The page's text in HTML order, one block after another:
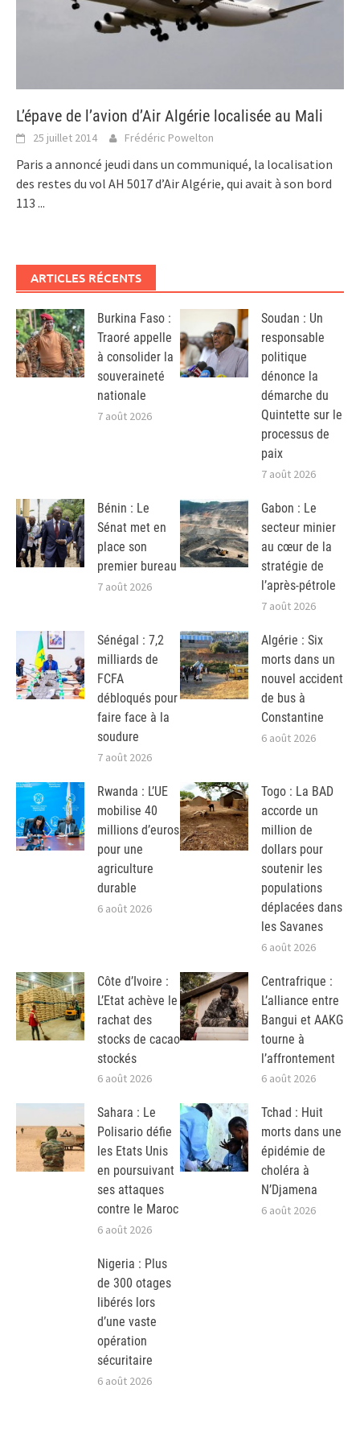
L’épave de l’avion d’Air Algérie localisée au Mali
25 juillet 2014 Frédéric Powelton
Paris a annoncé jeudi dans un communiqué, la localisation
des restes du vol AH 5017 d’Air Algérie, qui avait à son bord
113 ...
ARTICLES RÉCENTS
Burkina Faso :
Traoré appelle
à consolider la
souveraineté
nationale
7 août 2026
Soudan : Un
responsable
politique
dénonce la
démarche du
Quintette sur le
processus de
paix
7 août 2026
Bénin : Le
Sénat met en
place son
premier bureau
7 août 2026
Gabon : Le
secteur minier
au cœur de la
stratégie de
l’après-pétrole
7 août 2026
Sénégal : 7,2
milliards de
FCFA
débloqués pour
faire face à la
soudure
7 août 2026
Algérie : Six
morts dans un
nouvel accident
de bus à
Constantine
6 août 2026
Rwanda : L’UE
mobilise 40
millions d’euros
pour une
agriculture
durable
6 août 2026
Togo : La BAD
accorde un
million de
dollars pour
soutenir les
populations
déplacées dans
les Savanes
6 août 2026
Côte d’Ivoire :
L’Etat achève le
rachat des
stocks de cacao
stockés
6 août 2026
Centrafrique :
L’alliance entre
Bangui et AAKG
tourne à
l’affrontement
6 août 2026
Sahara : Le
Polisario défie
les Etats Unis
en poursuivant
ses attaques
contre le Maroc
6 août 2026
Tchad : Huit
morts dans une
épidémie de
choléra à
N’Djamena
6 août 2026
Nigeria : Plus
de 300 otages
libérés lors
d’une vaste
opération
sécuritaire
6 août 2026